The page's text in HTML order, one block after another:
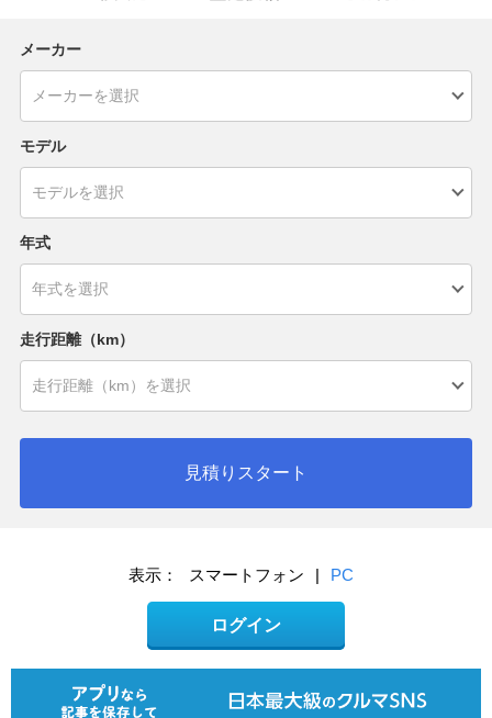
メーカー
モデル
年式
走行距離（km）
見積りスタート
表示： スマートフォン | PC
ログイン